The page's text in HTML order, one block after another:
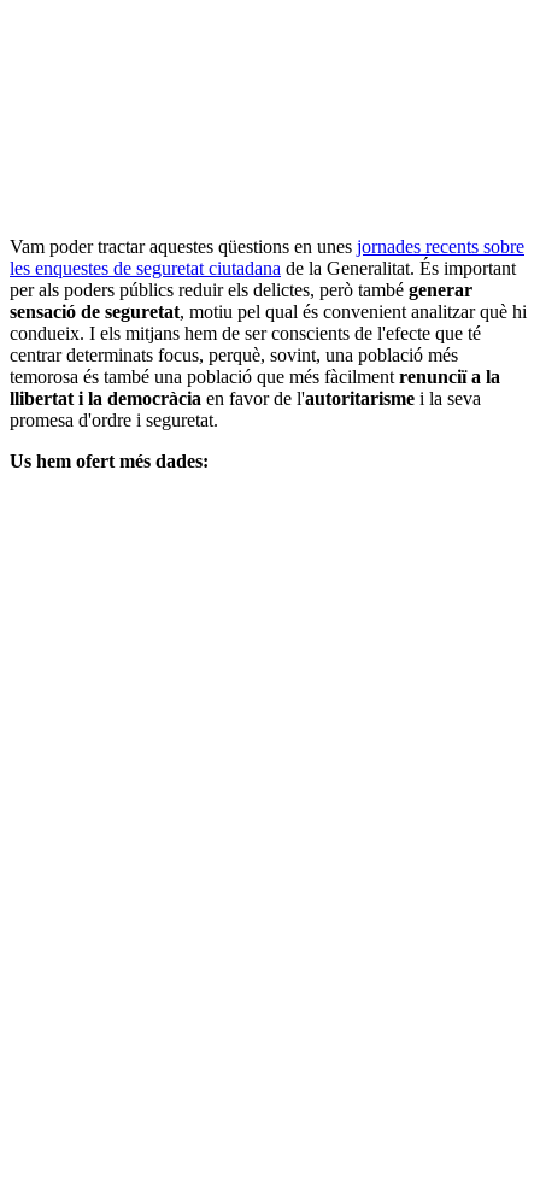
Vam poder tractar aquestes qüestions en unes jornades recents sobre
les enquestes de seguretat ciutadana de la Generalitat. És important
per als poders públics reduir els delictes, però també generar
sensació de seguretat, motiu pel qual és convenient analitzar què hi
condueix. I els mitjans hem de ser conscients de l'efecte que té
centrar determinats focus, perquè, sovint, una població més
temorosa és també una població que més fàcilment renunciï a la
llibertat i la democràcia en favor de l'autoritarisme i la seva
promesa d'ordre i seguretat.
Us hem ofert més dades: